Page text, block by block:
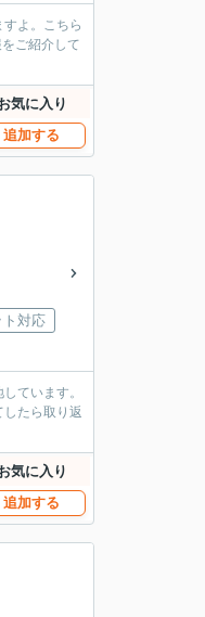
よ。こちら
ご紹介して
気に入り
追加する
ト対応
ています。
たら取り返
気に入り
追加する